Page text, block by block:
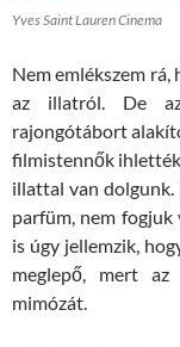
Yves Saint Lauren Cinema
Nem emlékszem
az illatról. De
rajongótábort
filmistennők
illattal van dolgunk.
parfüm, nem fogjuk
is úgy jellemzik,
meglepő, mert
mimózát.